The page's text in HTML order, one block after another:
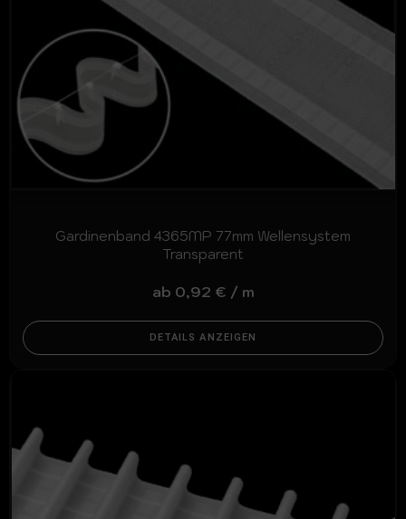
Gardinenband 4365MP 77mm Wellensystem
Transparent
ab 0,92 € / m
DETAILS ANZEIGEN